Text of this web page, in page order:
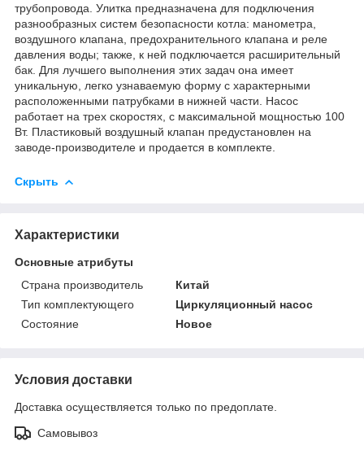
трубопровода. Улитка предназначена для подключения
разнообразных систем безопасности котла: манометра,
воздушного клапана, предохранительного клапана и реле
давления воды; также, к ней подключается расширительный
бак. Для лучшего выполнения этих задач она имеет
уникальную, легко узнаваемую форму с характерными
расположенными патрубками в нижней части. Насос
работает на трех скоростях, с максимальной мощностью 100
Вт. Пластиковый воздушный клапан предустановлен на
заводе-производителе и продается в комплекте.
Скрыть
Характеристики
Основные атрибуты
Страна производитель
Китай
Тип комплектующего
Циркуляционный насос
Состояние
Новое
Условия доставки
Доставка осуществляется только по предоплате.
Самовывоз